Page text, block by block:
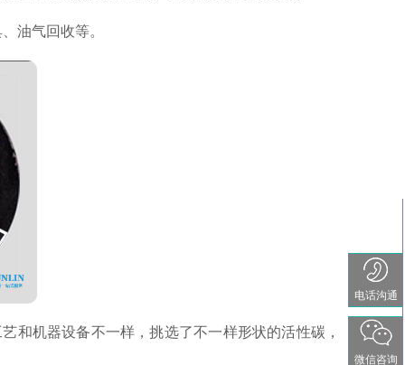
油气回收等。
和机器设备不一样，挑选了不一样形状的活性碳，
电话沟通
微信咨询